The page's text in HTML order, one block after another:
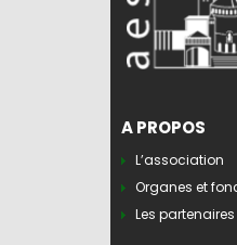
A PROPOS
L’association
Organes et
Les partenaires